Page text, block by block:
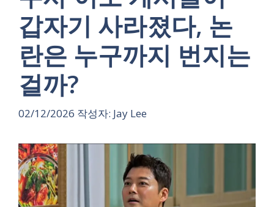
갑자기 사라졌다, 논
란은 누구까지 번지는
걸까?
02/12/2026 작성자: Jay Lee